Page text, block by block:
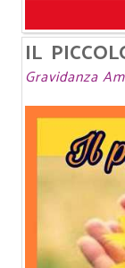
IL
Gravidanza